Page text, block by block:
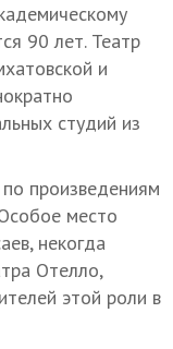
90 лет. Театр
и
студий из
произведениям
место
некогда
Отелло,
этой роли в